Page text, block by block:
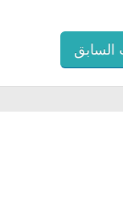
السابق